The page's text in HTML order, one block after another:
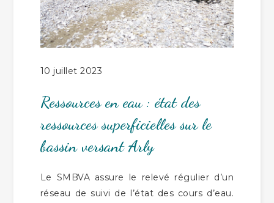
10 juillet 2023
Ressources en eau : état des
ressources superficielles sur le
bassin versant Arly
Le SMBVA assure le relevé régulier d’un
réseau de suivi de l’état des cours d’eau.